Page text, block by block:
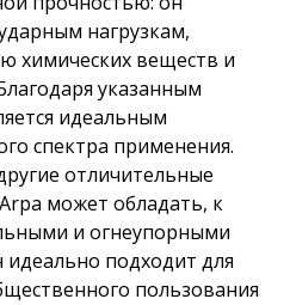
нагрузкам,
химических веществ и
указанным
идеальным
спектра применения.
отличительные
может обладать, к
и огнеупорными
подходит для
пользования